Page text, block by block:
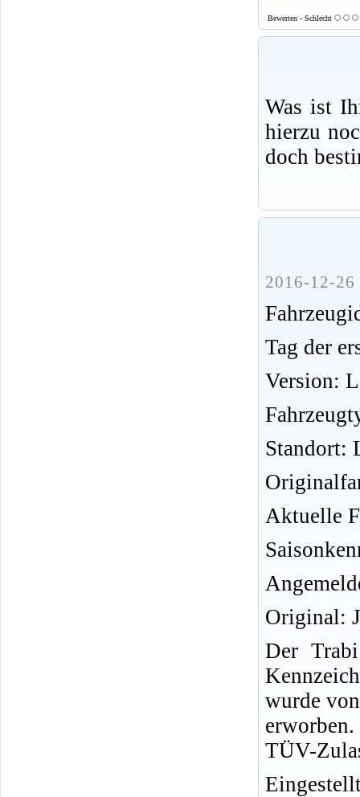
Bewerten - Schlecht
Was ist
hierzu
doch
2016-12-26
Tag der
Version:
Standort:
Aktuelle
Original:
Der
wurde
TÜV-